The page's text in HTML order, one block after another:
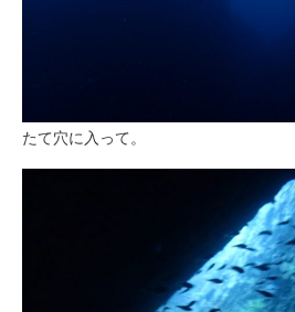
たて穴に入って。